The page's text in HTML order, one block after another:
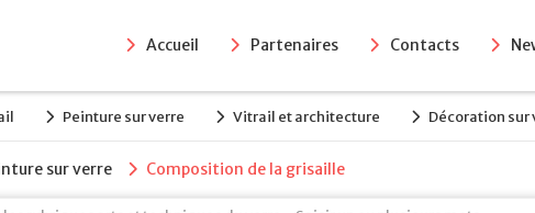
Peinture sur verre Vitrail et architecture Décoration sur
Accueil Partenaires Contacts
sur verre Composition de la grisaille